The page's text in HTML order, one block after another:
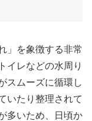
」を象徴する非常
イレなどの水周り
スムーズに循環し
いたり整理されて
多いため、日頃か